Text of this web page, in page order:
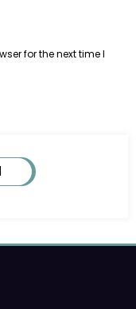
for the next time I